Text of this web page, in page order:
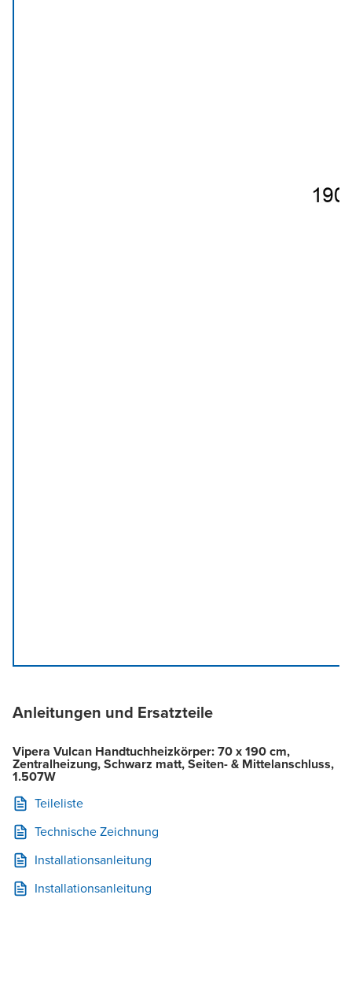
Anleitungen und Ersatzteile
Vipera Vulcan Handtuchheizkörper: 70 x 190 cm,
Zentralheizung, Schwarz matt, Seiten- & Mittelanschluss,
1.507W
Teileliste
Technische Zeichnung
Installationsanleitung
Installationsanleitung